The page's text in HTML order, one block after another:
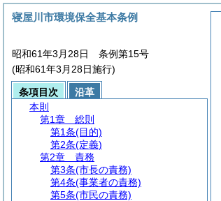
寝屋川市環境保全基本条例
昭和61年3月28日 条例第15号
(昭和61年3月28日施行)
条項目次
沿革
本則
第1章
総則
第1条(目的)
第2条(定義)
第2章
責務
第3条(市長の責務)
第4条(事業者の責務)
第5条(市民の責務)